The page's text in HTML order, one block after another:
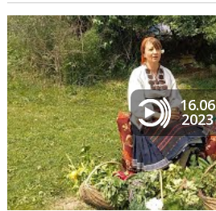
16.06
2023